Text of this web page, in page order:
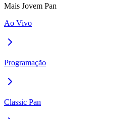
Mais Jovem Pan
Ao Vivo
Programação
Classic Pan